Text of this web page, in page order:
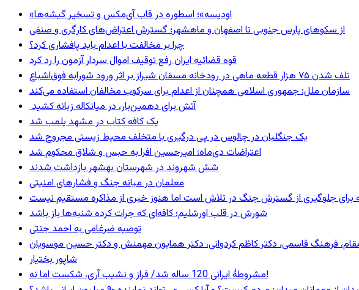
«اودیسه»؛ اسطوره در قاب آی‌مکس و تسخیر گیشه‌ها
از سکوهای پارس جنوبی تا اصفهان و ماهشهر؛ گسترش اعتراض‌های کارگری و صنفی
چرا بر مخالفت با اعدام باید پافشاری کرد؟
قوه قضائیه ایران رفع توقیف اموال سردار آزمون را رد کرد
تلف شدن ۷۵ هزار قطعه ماهی در رودخانه مسقان شیراز بر اثر ورود شورابه فوق‌اشباع
سازمان ملل: جمهوری اسلامی همچنان از اعدام برای سرکوب مخالفان استفاده می‌کند
آتش برای دهمین‌بار، در میانکاله زبانه کشید
یک کافه کتاب در مشهد پلمب شد
یک جنگلبان در چالوس در پی درگیری با متخلف محیط زیستی مجروح شد
اعتراضات دی‌ماه؛ امیرحسین افرا به حبس و شلاق محکوم شد
شش شهروند در شهرستان بهشهر بازداشت شدند
معلمان در میانه جنگ و فشارهای امنیتی
جلوگیری از گسترش جنگ در تلاش است اما هنوز خبری از مذاکره مستقیم نیست
شورش در قلب اورشلیم؛ کافه‌ای که جرات کرده شنبه‌ها باز باشد
توصیه ضرغامی به احمد جنتی
مقام، فرهنگ قاسمی، دکتر کاظم کردوانی، دکتر همایون مهمنش و دکتر حسین موسویان
شاپور بختیار
مشروطۀ ایرانی 120 ساله شد/ فراز و نشیب آری، شکست اما نه!